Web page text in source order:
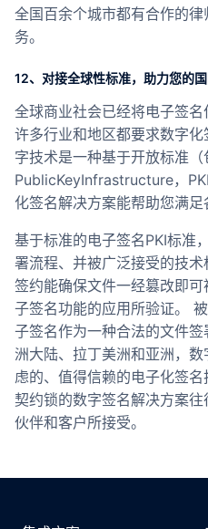
全国百余个城市都有合作的
务。
12、对接全球性标准，助力您的
全球商业社会已经将电子签
许多行业和地区都要求数字
字技术是一种基于开放标准（
PublicKeyInfrastructure，
化签名解决方案能帮助您满足
基于标准的电子签名PKI标准
署流程、并被广泛接受的技
签约能确保文件一经篡改即
子签名功能的应用所验证。
子签名作为一种合法的文件
洲大陆、拉丁美洲和亚洲，
虑的、值得信赖的电子化签
契约锁的数字签名解决方案
伙伴和客户所接受。